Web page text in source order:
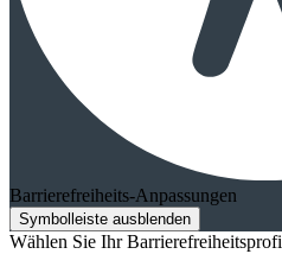
Barrierefreiheits-Anpassungen
Symbolleiste ausblenden
Wählen Sie Ihr